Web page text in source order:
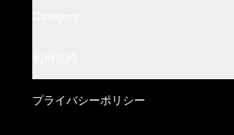
BACKLASH THE DENIM
Leather Bottoms
特定商取引法に基づく表記
プライバシーポリシー